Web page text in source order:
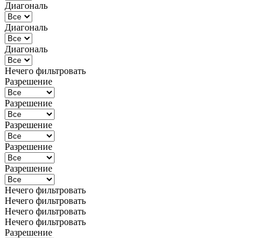
Диагональ
Диагональ
Диагональ
Нечего фильтровать
Разрешение
Разрешение
Разрешение
Разрешение
Разрешение
Нечего фильтровать
Нечего фильтровать
Нечего фильтровать
Нечего фильтровать
Разрешение